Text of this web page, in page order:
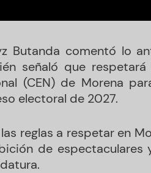
Butanda comentó lo
señaló que
(CEN) de Morena
electoral de 2027.
reglas a respetar en
de espectaculares